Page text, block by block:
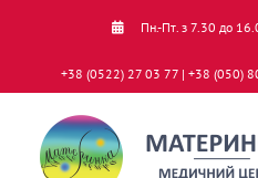
Пн.-Пт. з 7.30 до
+38 (0522) 27 03 77 | +38 (050)